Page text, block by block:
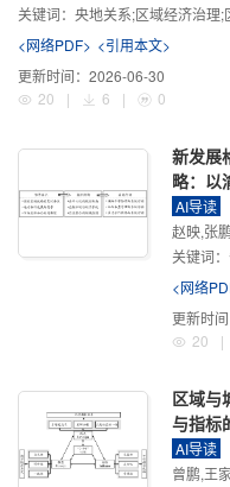
关键词： 央地关系;区域经济治理
<网络PDF> <引用本文>
更新时间： 2026-06-30
20
| 6 | 0
新发展
略：以
AI导读
赵映,张
关键词：
<网络
更新时间
20
|
区域与
与指标
AI导读
曾鹏,王